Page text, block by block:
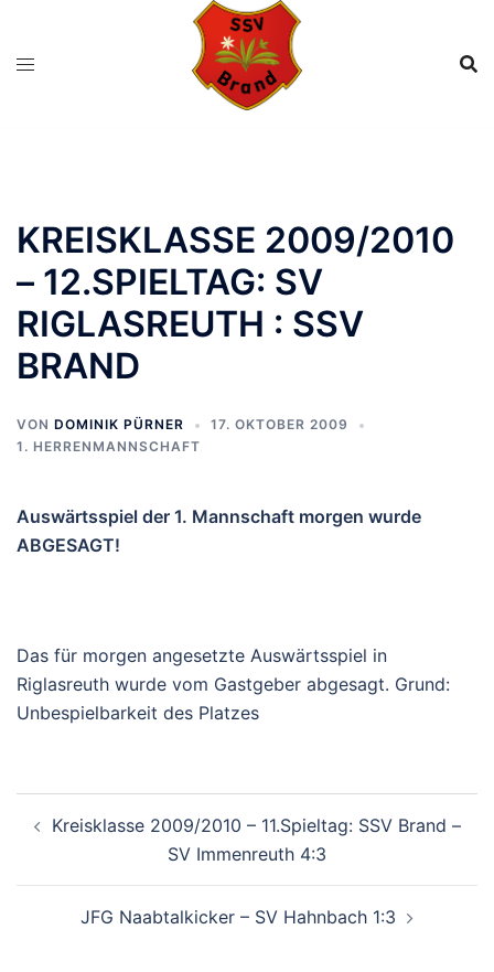
springen
KREISKLASSE 2009/2010
– 12.SPIELTAG: SV
RIGLASREUTH : SSV
BRAND
VON DOMINIK PÜRNER
17. OKTOBER 2009
1. HERRENMANNSCHAFT
Auswärtsspiel der 1. Mannschaft morgen wurde
ABGESAGT!
Das für morgen angesetzte Auswärtsspiel in
Riglasreuth wurde vom Gastgeber abgesagt. Grund:
Unbespielbarkeit des Platzes
Kreisklasse 2009/2010 – 11.Spieltag: SSV Brand –
SV Immenreuth 4:3
JFG Naabtalkicker – SV Hahnbach 1:3